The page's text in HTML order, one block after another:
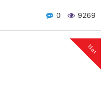
가 필수로 이야기를하는데 사실…
0 9269
Hot